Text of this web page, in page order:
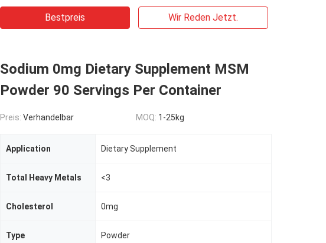
Bestpreis Wir Reden Jetzt.
Sodium 0mg Dietary Supplement MSM
Powder 90 Servings Per Container
Preis: Verhandelbar MOQ: 1-25kg
Application Dietary Supplement
Total Heavy Metals <3
Cholesterol 0mg
Type Powder